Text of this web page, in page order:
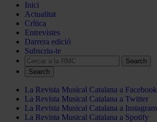
Inici
Actualitat
Crítica
Entrevistes
Darrera edició
Subscriu-te
Search
La Revista Musical Catalana a Facebook
La Revista Musical Catalana a Twitter
La Revista Musical Catalana a Instagram
La Revista Musical Catalana a Spotify